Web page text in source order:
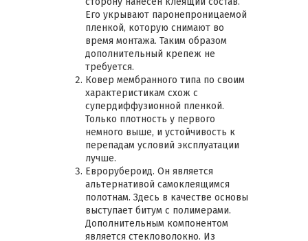
Его укрывают паронепроницаемой
пленкой, которую снимают во
время монтажа. Таким образом
дополнительный крепеж не
требуется.
Ковер мембранного типа по своим
характеристикам схож с
супердиффузионной пленкой.
Только плотность у первого
немного выше, и устойчивость к
перепадам условий эксплуатации
лучше.
Еврорубероид. Он является
альтернативой самоклеящимся
полотнам. Здесь в качестве основы
выступает битум с полимерами.
Дополнительным компонентом
является стекловолокно. Из